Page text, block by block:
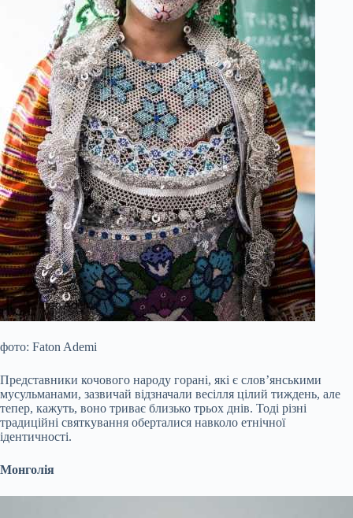
фото: Faton Ademi
Представники кочового народу горані, які є слов’янськими
мусульманами, зазвичай відзначали весілля цілий тиждень, але
тепер, кажуть, воно триває близько трьох днів. Тоді різні
традиційні святкування оберталися навколо етнічної
ідентичності.
Монголія